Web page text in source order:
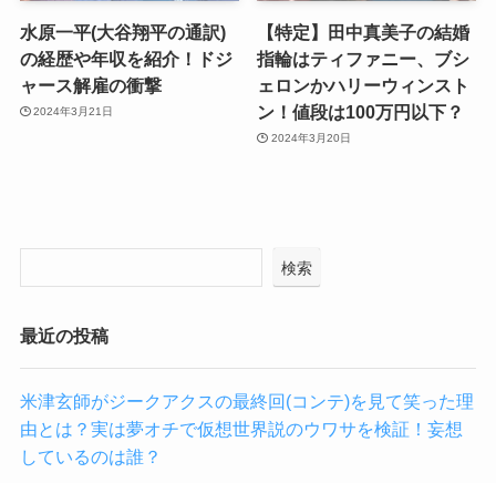
水原一平(大谷翔平の通訳)
の経歴や年収を紹介！ドジ
ャース解雇の衝撃
2024年3月21日
【特定】田中真美子の結婚
指輪はティファニー、ブシ
ェロンかハリーウィンスト
ン！値段は100万円以下？
2024年3月20日
検索
最近の投稿
米津玄師がジークアクスの最終回(コンテ)を見て笑った理
由とは？実は夢オチで仮想世界説のウワサを検証！妄想
しているのは誰？